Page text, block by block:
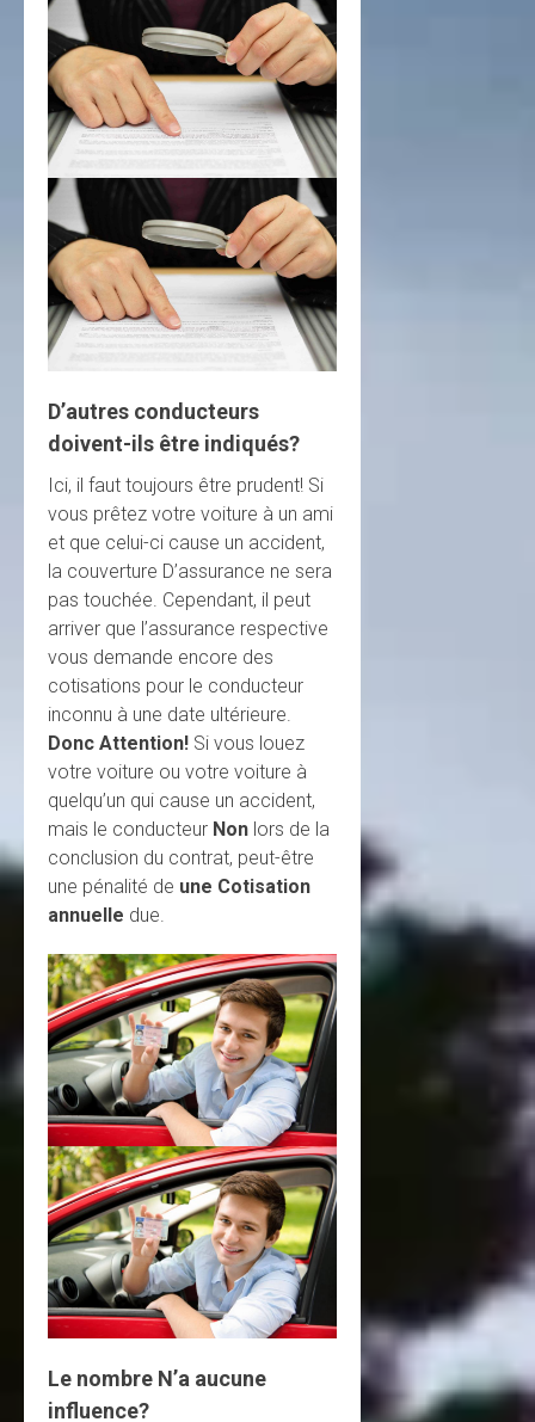
D’autres conducteurs
doivent-ils être indiqués?
Ici, il faut toujours être prudent! Si
vous prêtez votre voiture à un ami
et que celui-ci cause un accident,
la couverture D’assurance ne sera
pas touchée. Cependant, il peut
arriver que l’assurance respective
vous demande encore des
cotisations pour le conducteur
inconnu à une date ultérieure.
Donc Attention! Si vous louez
votre voiture ou votre voiture à
quelqu’un qui cause un accident,
mais le conducteur Non lors de la
conclusion du contrat, peut-être
une pénalité de une Cotisation
annuelle due.
Le nombre N’a aucune
influence?